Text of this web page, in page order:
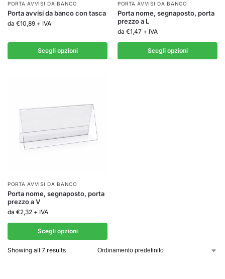
PORTA AVVISI DA BANCO
Porta avvisi da banco con tasca
da €10,89 + IVA
Scegli opzioni
PORTA AVVISI DA BANCO
Porta nome, segnaposto, porta
prezzo a L
da €1,47 + IVA
Scegli opzioni
PORTA AVVISI DA BANCO
Porta nome, segnaposto, porta
prezzo a V
da €2,32 + IVA
Scegli opzioni
Showing all 7 results